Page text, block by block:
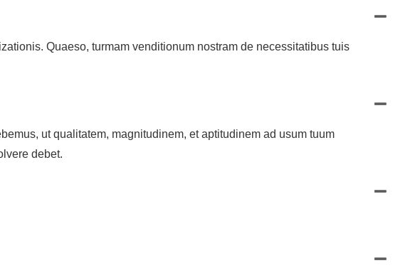
Quaeso, turmam venditionum nostram de necessitatibus tuis
ut qualitatem, magnitudinem, et aptitudinem ad usum tuum
debet.